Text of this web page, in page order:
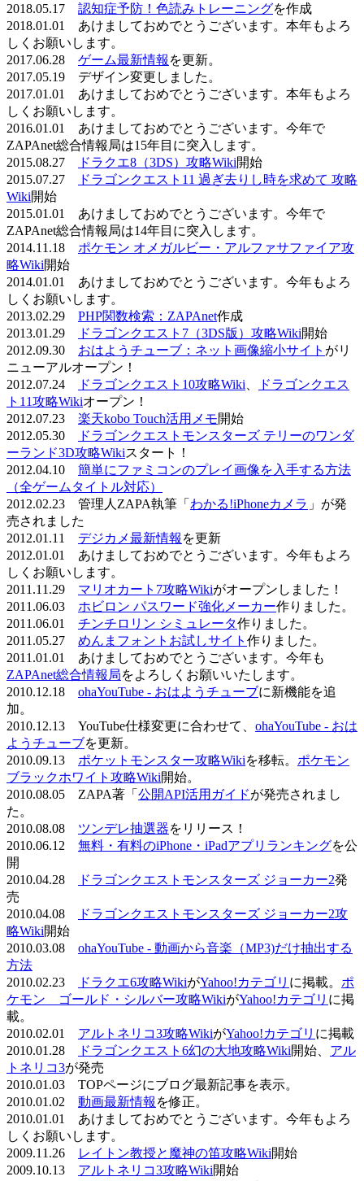
2018.05.17 認知症予防！色読みトレーニングを作成
2018.01.01 あけましておめでとうございます。本年もよろ
しくお願いします。
2017.06.28 ゲーム最新情報 を更新。
2017.05.19 デザイン変更しました。
2017.01.01 あけましておめでとうございます。本年もよろ
しくお願いします。
2016.01.01 あけましておめでとうございます。今年で
ZAPAnet総合情報局は15年目に突入します。
2015.08.27
ドラクエ8（3DS）攻略Wiki開始
2015.07.27
ドラゴンクエスト11 過ぎ去りし時を求めて 攻略
Wiki開始
2015.01.01 あけましておめでとうございます。今年で
ZAPAnet総合情報局は14年目に突入します。
2014.11.18 ポケモン オメガルビー・アルファサファイア攻
略Wiki開始
2014.01.01 あけましておめでとうございます。今年もよろ
しくお願いします。
2013.02.29 PHP関数検索：ZAPAnet作成
2013.01.29
ドラゴンクエスト7（3DS版）攻略Wiki開始
2012.09.30 おはようチューブ：ネット画像縮小サイト がリ
ニューアルオープン！
2012.07.24
ドラゴンクエスト10攻略Wiki
ドラゴンクエス
ト11攻略Wikiオープン！
2012.07.23 楽天kobo Touch活用メモ開始
2012.05.30
ドラゴンクエストモンスターズ テリーのワンダ
ーランド3D攻略Wikiスタート！
2012.04.10 簡単にファミコンのプレイ画像を入手する方法
（全ゲームタイトル対応）
2012.02.23 管理人ZAPA執筆「 わかる!iPhoneカメラ 」が発
売されました
2012.01.11 デジカメ最新情報 を更新
2012.01.01 あけましておめでとうございます。今年もよろ
しくお願いします。
2011.11.29 マリオカート7攻略Wikiがオープンしました！
2011.06.03 ホビロン パスワード強化メーカー作りました。
2011.06.01 チンチロリン シミュレータ作りました。
2011.05.27 めんまフォントお試しサイト 作りました。
2011.01.01 あけましておめでとうございます。今年も
ZAPAnet総合情報局をよろしくお願いいたします。
2010.12.18 ohaYouTube - おはようチューブに新機能を追
加。
2010.12.13 YouTube仕様変更に合わせて、 ohaYouTube - おは
ようチューブを更新。
2010.09.13 ポケットモンスター攻略Wikiを移転。 ポケモン
ブラックホワイト攻略Wiki開始。
2010.08.05 ZAPA著「 公開API活用ガイドが発売されまし
た。
2010.08.08 ツンデレ抽選器をリリース！
2010.06.12 無料・有料のiPhone・iPadアプリランキングを公
開
2010.04.28
ドラゴンクエストモンスターズ ジョーカー2発
売
2010.04.08
ドラゴンクエストモンスターズ ジョーカー2攻
略Wiki開始
2010.03.08 ohaYouTube - 動画から音楽（MP3)だけ抽出する
方法
2010.02.23
ドラクエ6攻略WikiがYahoo!カテゴリ に掲載。 ポ
ケモン ゴールド・シルバー攻略WikiがYahoo!カテゴリ に掲
載。
2010.02.01 アルトネリコ3攻略WikiがYahoo!カテゴリ に掲載
2010.01.28
ドラゴンクエスト6幻の大地攻略Wiki開始、 アル
トネリコ3が発売
2010.01.03 TOPページにブログ最新記事を表示。
2010.01.02 動画最新情報 を修正。
2010.01.01 あけましておめでとうございます。今年もよろ
しくお願いします。
2009.11.26
レイトン教授と魔神の笛攻略Wiki開始
2009.10.13 アルトネリコ3攻略Wiki開始